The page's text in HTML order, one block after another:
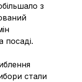
з
посаді.
стали